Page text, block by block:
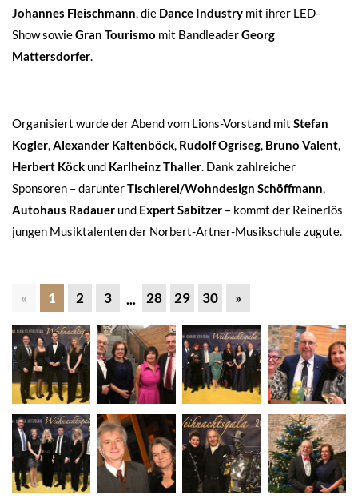
Johannes Fleischmann, die Dance Industry mit ihrer LED-
Show sowieGran Tourismo mit BandleaderGeorg
Mattersdorfer.
Organisiert wurde der Abend vom Lions-Vorstand mit Stefan
Kogler,Alexander Kaltenböck, Rudolf Ogriseg, Bruno Valent,
Herbert Köck und Karlheinz Thaller. Dank zahlreicher
Sponsoren – darunterTischlerei/Wohndesign Schöffmann,
Autohaus Radauer und Expert Sabitzer – kommt der Reinerlös
jungen Musiktalenten der Norbert-Artner-Musikschule zugute.
« 1 2 3 ... 28 29 30 »